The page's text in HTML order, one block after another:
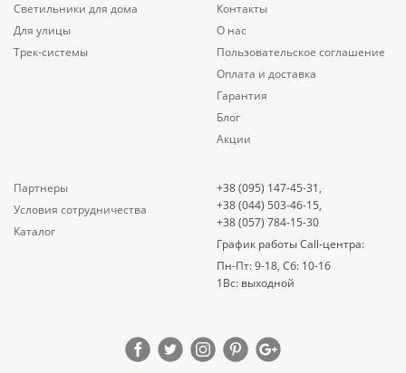
Светильники для дома
Для улицы
Трек-системы
Контакты
О нас
Пользовательское соглашение
Оплата и доставка
Гарантия
Блог
Акции
Партнеры
Условия сотрудничества
Каталог
+38 (095) 147-45-31,
+38 (044) 503-46-15,
+38 (057) 784-15-30
График работы Call-центра:
Пн-Пт: 9-18, Сб: 10-16
1Вс: выходной